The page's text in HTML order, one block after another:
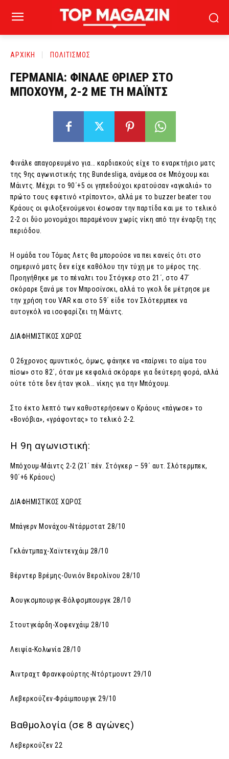
ΑΡΧΙΚΗ ΠΟΛΙΤΙΣΜΟΣ
ΓΕΡΜΑΝΙΑ: ΦΙΝΑΛΕ ΘΡΙΛΕΡ ΣΤΟ
ΜΠΟΧΟΥΜ, 2-2 ΜΕ ΤΗ ΜΑΪΝΤΣ
Φινάλε απαγορευμένο για… καρδιακούς είχε το εναρκτήριο ματς
της 9ης αγωνιστικής της Bundesliga, ανάμεσα σε Μπόχουμ και
Μάιντς. Μέχρι το 90΄+5 οι γηπεδούχοι κρατούσαν «αγκαλιά» το
πρώτο τους εφετινό «τρίποντο», αλλά με το buzzer beater του
Κράους οι φιλοξενούμενοι έσωσαν την παρτίδα και με το τελικό
2-2 οι δύο μονομάχοι παραμένουν χωρίς νίκη από την έναρξη της
περιόδου.
Η ομάδα του Τόμας Λετς θα μπορούσε να πει κανείς ότι στο
σημερινό ματς δεν είχε καθόλου την τύχη με το μέρος της.
Προηγήθηκε με το πέναλτι του Στόγκερ στο 21΄, στο 47΄
σκόραρε ξανά με τον Μπροσίνσκι, αλλά το γκολ δε μέτρησε με
την χρήση του VAR και στο 59΄ είδε τον Σλότερμπεκ να
αυτογκόλ να ισοφαρίζει τη Μάιντς.
ΔΙΑΦΗΜΙΣΤΙΚΟΣ ΧΩΡΟΣ
Ο 26χρονος αμυντικός, όμως, φάνηκε να «παίρνει το αίμα του
πίσω» στο 82΄, όταν με κεφαλιά σκόραρε για δεύτερη φορά, αλλά
ούτε τότε δεν ήταν γκολ… νίκης για την Μπόχουμ.
Στο έκτο λεπτό των καθυστερήσεων ο Κράους «πάγωσε» το
«Βονόβια», «γράφοντας» το τελικό 2-2.
Η 9η αγωνιστική:
Μπόχουμ-Μάιντς 2-2 (21΄ πέν. Στόγκερ – 59΄ αυτ. Σλότερμπεκ,
90΄+6 Κράους)
ΔΙΑΦΗΜΙΣΤΙΚΟΣ ΧΩΡΟΣ
Μπάγερν Μονάχου-Ντάρμστατ 28/10
Γκλάντμπαχ-Χαϊντενχάιμ 28/10
Βέρντερ Βρέμης-Ουνιόν Βερολίνου 28/10
Άουγκσμπουργκ-Βόλφσμπουργκ 28/10
Στουτγκάρδη-Χοφενχάιμ 28/10
Λειψία-Κολωνία 28/10
Άιντραχτ Φρανκφούρτης-Ντόρτμουντ 29/10
Λεβερκούζεν-Φράιμπουργκ 29/10
Βαθμολογία (σε 8 αγώνες)
Λεβερκούζεν 22